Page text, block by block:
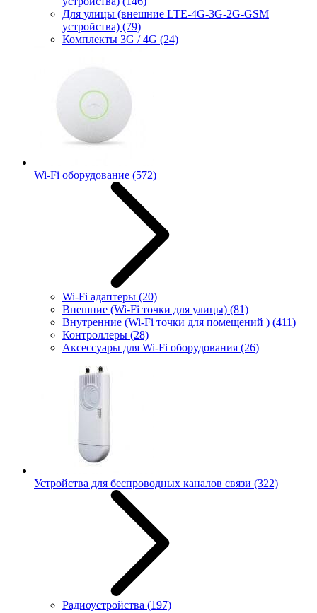
Для улицы (внешние LTE-4G-3G-2G-GSM
устройства) (79)
Комплекты 3G / 4G (24)
Wi-Fi оборудование (572)
Wi-Fi адаптеры (20)
Внешние (Wi-Fi точки для улицы) (81)
Внутренние (Wi-Fi точки для помещений ) (411)
Контроллеры (28)
Аксессуары для Wi-Fi оборудования (26)
Устройства для беспроводных каналов связи (322)
Радиоустройства (197)